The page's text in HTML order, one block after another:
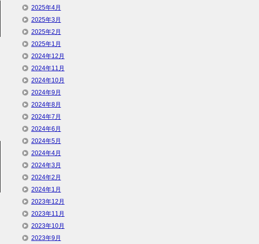
2025年4月
2025年3月
2025年2月
2025年1月
2024年12月
2024年11月
2024年10月
2024年9月
2024年8月
2024年7月
2024年6月
2024年5月
2024年4月
2024年3月
2024年2月
2024年1月
2023年12月
2023年11月
2023年10月
2023年9月